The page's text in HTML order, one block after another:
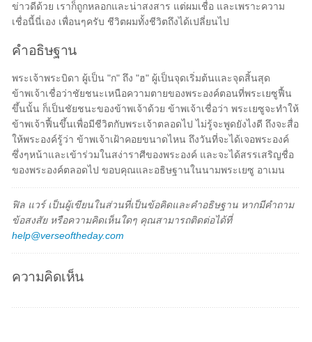
ข่าวดีด้วย เราก็ถูกหลอกและน่าสงสาร แต่ผมเชื่อ และเพราะความ
เชื่อนี้นี่เอง เพื่อนๆครับ ชีวิตผมทั้งชีวิตถึงได้เปลี่ยนไป
คำอธิษฐาน
พระเจ้าพระบิดา ผู้เป็น "ก" ถึง "ฮ" ผู้เป็นจุดเริ่มต้นและจุดสิ้นสุด
ข้าพเจ้าเชื่อว่าชัยชนะเหนือความตายของพระองค์ตอนที่พระเยซูฟื้น
ขึ้นนั้น ก็เป็นชัยชนะของข้าพเจ้าด้วย ข้าพเจ้าเชื่อว่า พระเยซูจะทำให้
ข้าพเจ้าฟื้นขึ้นเพื่อมีชีวิตกับพระเจ้าตลอดไป ไม่รู้จะพูดยังไงดี ถึงจะสื่อ
ให้พระองค์รู้ว่า ข้าพเจ้าเฝ้าคอยขนาดไหน ถึงวันที่จะได้เจอพระองค์
ซึ่งๆหน้าและเข้าร่วมในสง่าราศีของพระองค์ และจะได้สรรเสริญชื่อ
ของพระองค์ตลอดไป ขอบคุณและอธิษฐานในนามพระเยซู อาเมน
ฟิล แวร์ เป็นผู้เขียนในส่วนที่เป็นข้อคิดและคำอธิษฐาน หากมีคำถาม
ข้อสงสัย หรือความคิดเห็นใดๆ คุณสามารถติดต่อได้ที่
help@verseoftheday.com
ความคิดเห็น